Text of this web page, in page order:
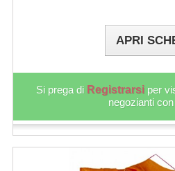
APRI
Si prega di Registrarsi per
negozianti con